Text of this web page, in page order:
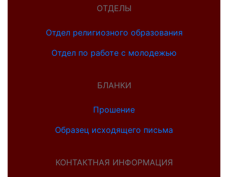
ОТДЕЛЫ
Отдел религиозного образования
Отдел по работе с молодежью
БЛАНКИ
Прошение
Образец исходящего письма
КОНТАКТНАЯ ИНФОРМАЦИЯ